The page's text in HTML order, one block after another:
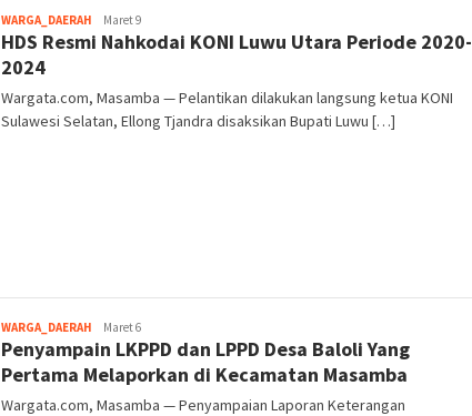
WARGA_DAERAH rootMaret 9
HDS Resmi Nahkodai KONI Luwu Utara Periode 2020-
2024
Wargata.com, Masamba — Pelantikan dilakukan langsung ketua KONI
Sulawesi Selatan, Ellong Tjandra disaksikan Bupati Luwu […]
WARGA_DAERAH rootMaret 6
Penyampain LKPPD dan LPPD Desa Baloli Yang
Pertama Melaporkan di Kecamatan Masamba
Wargata.com, Masamba — Penyampaian Laporan Keterangan